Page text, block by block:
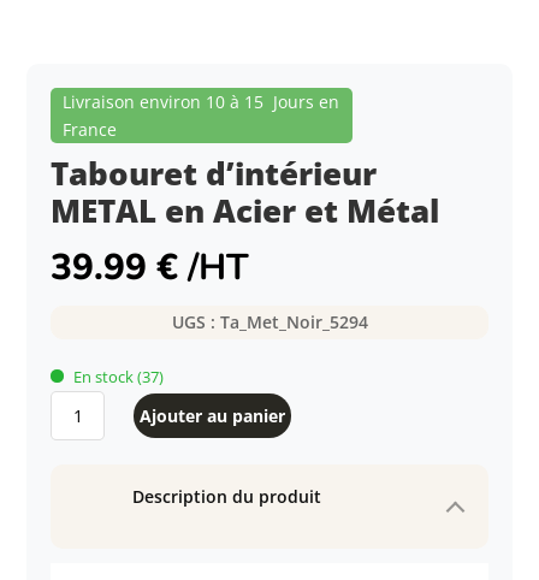
Livraison environ 10 à 15 Jours en
France
Tabouret d’intérieur
METAL en Acier et Métal
39.99€ /HT
UGS : Ta_Met_Noir_5294
En stock(37)
Ajouter au panier
Description du produit